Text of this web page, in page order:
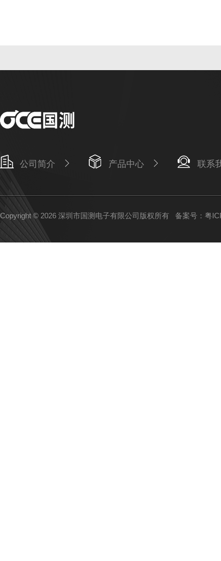
公司简介 产品中心 联系
Copyright © 2026 深圳市国测电子有限公司版权所有 备案号：粤